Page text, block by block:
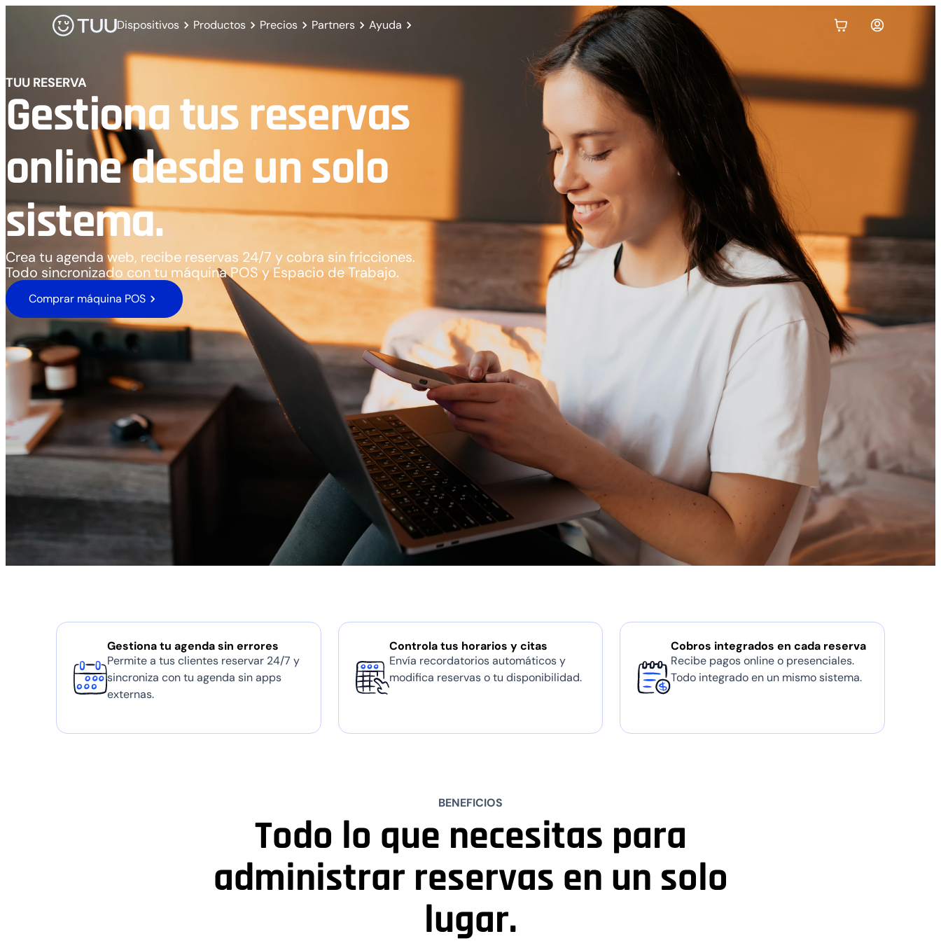
Dispositivos Productos Precios Partners Ayuda
TUU RESERVA
Gestiona tus reservas
online desde un solo
sistema.
Crea tu agenda web, recibe reservas 24/7 y cobra sin fricciones.
Todo sincronizado con tu máquina POS y Espacio de Trabajo.
Comprar máquina POS
Gestiona tu agenda sin errores
Permite a tus clientes reservar 24/7 y
sincroniza con tu agenda sin apps
externas.
Controla tus horarios y citas
Envía recordatorios automáticos y
modifica reservas o tu disponibilidad.
Cobros integrados en cada reserva
Recibe pagos online o presenciales.
Todo integrado en un mismo sistema.
BENEFICIOS
Todo lo que necesitas para
administrar reservas en un solo
lugar.